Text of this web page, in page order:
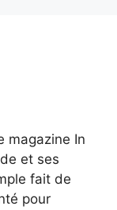
magazine In
et ses
fait de
pour